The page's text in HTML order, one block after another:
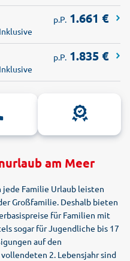
p.P. 1.661 €
p.P. 1.835 €
am Meer
jede Familie Urlaub leisten
Großfamilie. Deshalb bieten
für Familien mit
sogar für Jugendliche bis 17
auf den
2. Lebensjahr sind